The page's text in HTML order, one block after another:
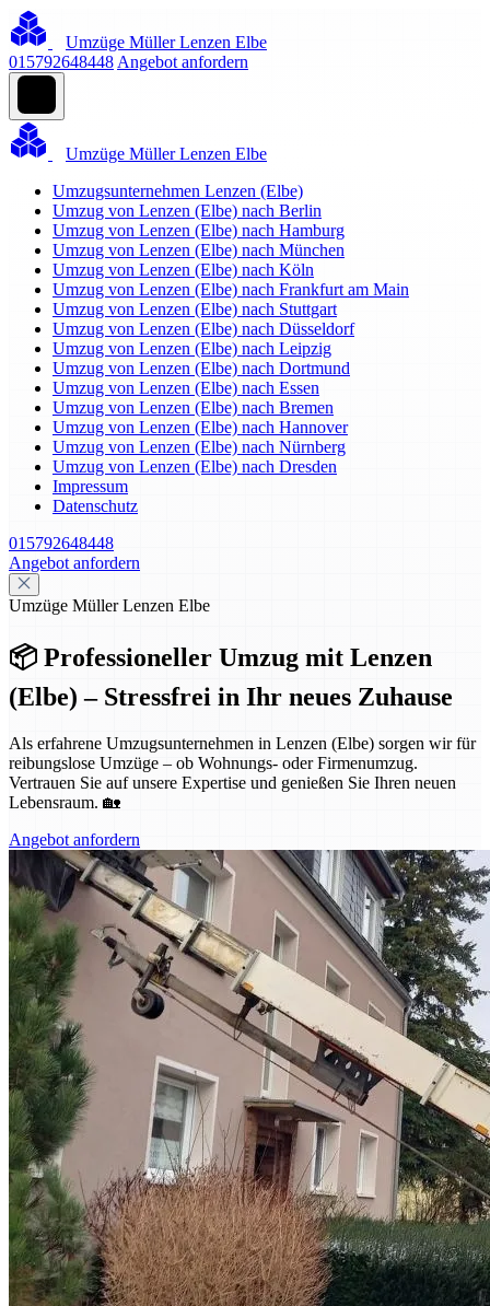
Umzüge Müller Lenzen Elbe
015792648448 Angebot anfordern
Umzüge Müller Lenzen Elbe
Umzugsunternehmen Lenzen (Elbe)
Umzug von Lenzen (Elbe) nach Berlin
Umzug von Lenzen (Elbe) nach Hamburg
Umzug von Lenzen (Elbe) nach München
Umzug von Lenzen (Elbe) nach Köln
Umzug von Lenzen (Elbe) nach Frankfurt am Main
Umzug von Lenzen (Elbe) nach Stuttgart
Umzug von Lenzen (Elbe) nach Düsseldorf
Umzug von Lenzen (Elbe) nach Leipzig
Umzug von Lenzen (Elbe) nach Dortmund
Umzug von Lenzen (Elbe) nach Essen
Umzug von Lenzen (Elbe) nach Bremen
Umzug von Lenzen (Elbe) nach Hannover
Umzug von Lenzen (Elbe) nach Nürnberg
Umzug von Lenzen (Elbe) nach Dresden
Impressum
Datenschutz
015792648448
Angebot anfordern
Umzüge Müller Lenzen Elbe
📦 Professioneller Umzug mit Lenzen
(Elbe) – Stressfrei in Ihr neues Zuhause
Als erfahrene Umzugsunternehmen in Lenzen (Elbe) sorgen wir für
reibungslose Umzüge – ob Wohnungs- oder Firmenumzug.
Vertrauen Sie auf unsere Expertise und genießen Sie Ihren neuen
Lebensraum. 🏡
Angebot anfordern